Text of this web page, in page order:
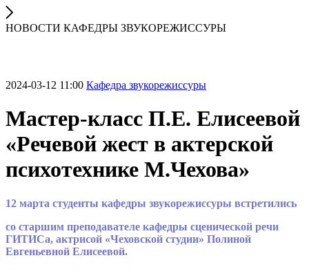
НОВОСТИ КАФЕДРЫ ЗВУКОРЕЖИССУРЫ
2024-03-12 11:00 Кафедра звукорежиссуры
Мастер-класс П.Е. Елисеевой
«Речевой жест в актерской
психотехнике М.Чехова»
12 марта студенты кафедры звукорежиссуры встретились
со старшим преподавателе кафедры сценической речи
ГИТИСа, актрисой «Чеховской студии» Полиной
Евгеньевной Елисеевой.